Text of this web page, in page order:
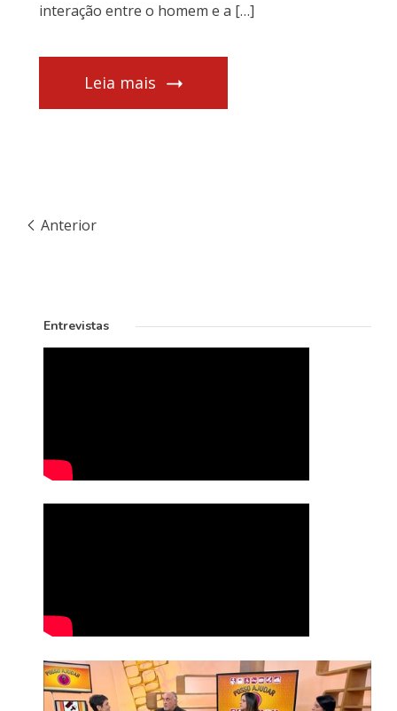
interação entre o homem e a […]
Leia mais
Anterior
Entrevistas